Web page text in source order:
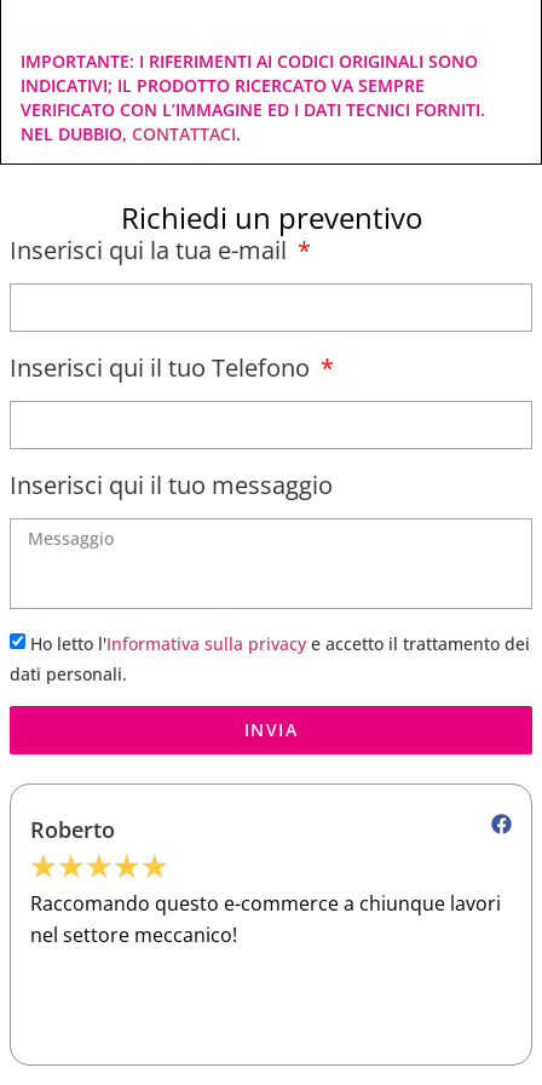
IMPORTANTE: I RIFERIMENTI AI CODICI ORIGINALI SONO
INDICATIVI; IL PRODOTTO RICERCATO VA SEMPRE
VERIFICATO CON L’IMMAGINE ED I DATI TECNICI FORNITI.
NEL DUBBIO, CONTATTACI.
Richiedi un preventivo
Inserisci qui la tua e-mail
Inserisci qui il tuo Telefono
Inserisci qui il tuo messaggio
Ho letto l'Informativa sulla privacy e accetto il trattamento dei
dati personali.
INVIA
Roberto
★★★★★
Raccomando questo e-commerce a chiunque lavori
nel settore meccanico!